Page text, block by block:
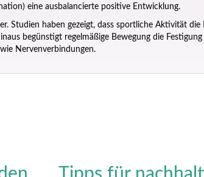
eine ausbalancierte positive Entwicklung.
Studien haben gezeigt, dass sportliche Aktivität
begünstigt regelmäßige Bewegung die
Nervenverbindungen.